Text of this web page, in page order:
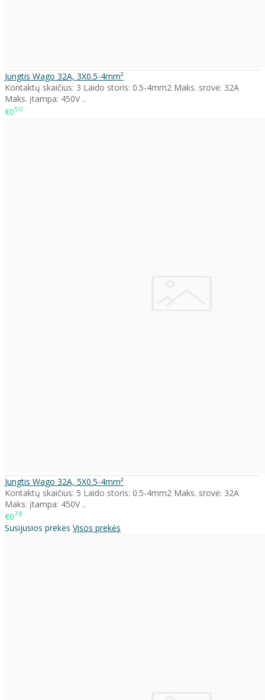
Jungtis Wago 32A, 3X0.5-4mm²
Kontaktų skaičius: 3 Laido storis: 0.5-4mm2 Maks. srovė: 32A
Maks. įtampa: 450V ..
€050
Jungtis Wago 32A, 5X0.5-4mm²
Kontaktų skaičius: 5 Laido storis: 0.5-4mm2 Maks. srovė: 32A
Maks. įtampa: 450V ..
€078
Susijusios prekės Visos prekės